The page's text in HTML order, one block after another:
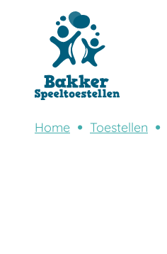
Home Toestellen